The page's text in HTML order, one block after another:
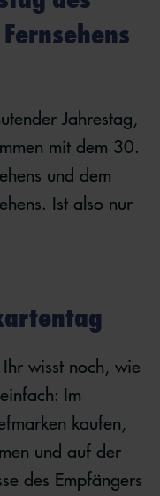
Jahrestag,
mit dem 30.
und dem
Ist also nur
wisst noch, wie
Im
kaufen,
und auf der
des Empfängers